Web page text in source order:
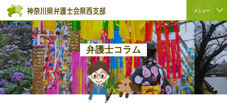
ジ
の
先
頭
で
す。
へ
ジ
ャ
ン
プ
す
る。
か
ら
サ
イ
ト
内
共
ト
内
共
通
メ
ニ
ュ
メニュー
サ
イ
ト
内
共
通
メ
こ
こ
か
ら
本
文
で
弁護士コラム